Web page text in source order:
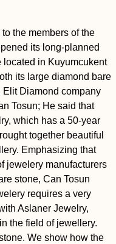
the members of the
its long-planned
in Kuyumcukent
its large diamond bare
Diamond company
Tosun; He said that
which has a 50-year
together beautiful
Emphasizing that
jewelery manufacturers
stone, Can Tosun
requires a very
Aslaner Jewelry,
the field of jewellery.
We show how the